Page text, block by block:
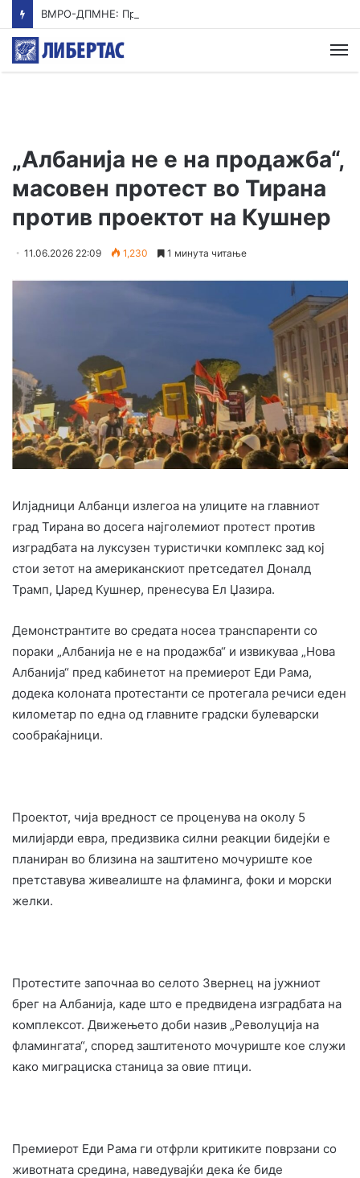
„Албанија не е на продажба“,
масовен протест во Тирана
против проектот на Кушнер
11.06.2026 22:09 1,230 1 минута читање
Илјадници Албанци излегоа на улиците на главниот
град Тирана во досега најголемиот протест против
изградбата на луксузен туристички комплекс зад кој
стои зетот на американскиот претседател Доналд
Трамп, Џаред Кушнер, пренесува Ел Џазира.
Демонстрантите во средата носеа транспаренти со
пораки „Албанија не е на продажба“ и извикуваа „Нова
Албанија“ пред кабинетот на премиерот Еди Рама,
додека колоната протестанти се протегала речиси еден
километар по една од главните градски булеварски
сообраќајници.
Проектот, чија вредност се проценува на околу 5
милијарди евра, предизвика силни реакции бидејќи е
планиран во близина на заштитено мочуриште кое
претставува живеалиште на фламинга, фоки и морски
желки.
Протестите започнаа во селото Звернец на јужниот
брег на Албанија, каде што е предвидена изградбата на
комплексот. Движењето доби назив „Револуција на
фламингата“, според заштитеното мочуриште кое служи
како миграциска станица за овие птици.
Премиерот Еди Рама ги отфрли критиките поврзани со
животната средина, наведувајќи дека ќе биде